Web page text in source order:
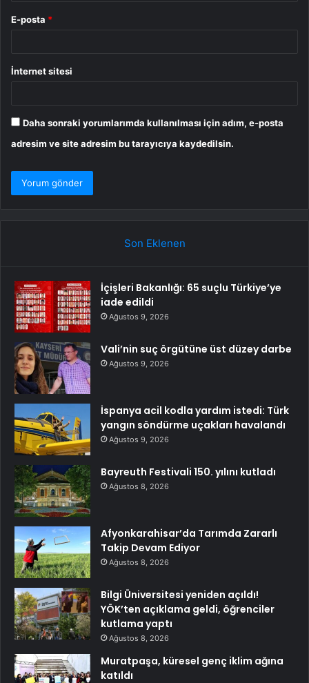
E-posta *
İnternet sitesi
Daha sonraki yorumlarımda kullanılması için adım, e-posta
adresim ve site adresim bu tarayıcıya kaydedilsin.
Son Eklenen
İçişleri Bakanlığı: 65 suçlu Türkiye’ye
iade edildi
Ağustos 9, 2026
Vali’nin suç örgütüne üst düzey darbe
Ağustos 9, 2026
İspanya acil kodla yardım istedi: Türk
yangın söndürme uçakları havalandı
Ağustos 9, 2026
Bayreuth Festivali 150. yılını kutladı
Ağustos 8, 2026
Afyonkarahisar’da Tarımda Zararlı
Takip Devam Ediyor
Ağustos 8, 2026
Bilgi Üniversitesi yeniden açıldı!
YÖK’ten açıklama geldi, öğrenciler
kutlama yaptı
Ağustos 8, 2026
Muratpaşa, küresel genç iklim ağına
katıldı